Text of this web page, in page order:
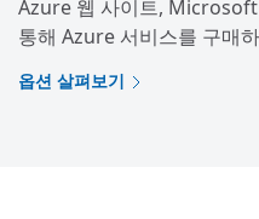
Azure 웹 사이트,
통해 Azure 서비스를 구매
옵션 살펴보기